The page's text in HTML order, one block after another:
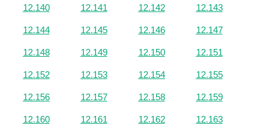
12.140 12.141 12.142 12.143
12.144 12.145 12.146 12.147
12.148 12.149 12.150 12.151
12.152 12.153 12.154 12.155
12.156 12.157 12.158 12.159
12.160 12.161 12.162 12.163